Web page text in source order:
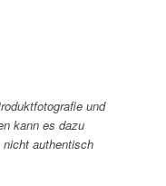
und
kann es dazu
authentisch